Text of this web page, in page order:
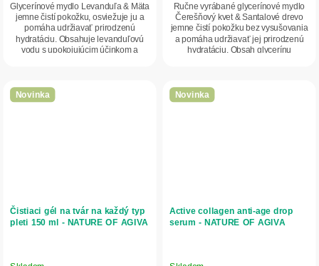
Glycerínové mydlo Levanduľa & Mäta
jemne čistí pokožku, osviežuje ju a
pomáha udržiavať prirodzenú
hydratáciu. Obsahuje levanduľovú
vodu s upokojujúcim účinkom a
Ručne vyrábané glycerínové mydlo
Čerešňový kvet & Santalové drevo
jemne čistí pokožku bez vysušovania
a pomáha udržiavať jej prirodzenú
hydratáciu. Obsah glycerínu
Novinka
Čistiaci gél na tvár na každý typ
pleti 150 ml - NATURE OF AGIVA
Novinka
Active collagen anti-age drop
serum - NATURE OF AGIVA